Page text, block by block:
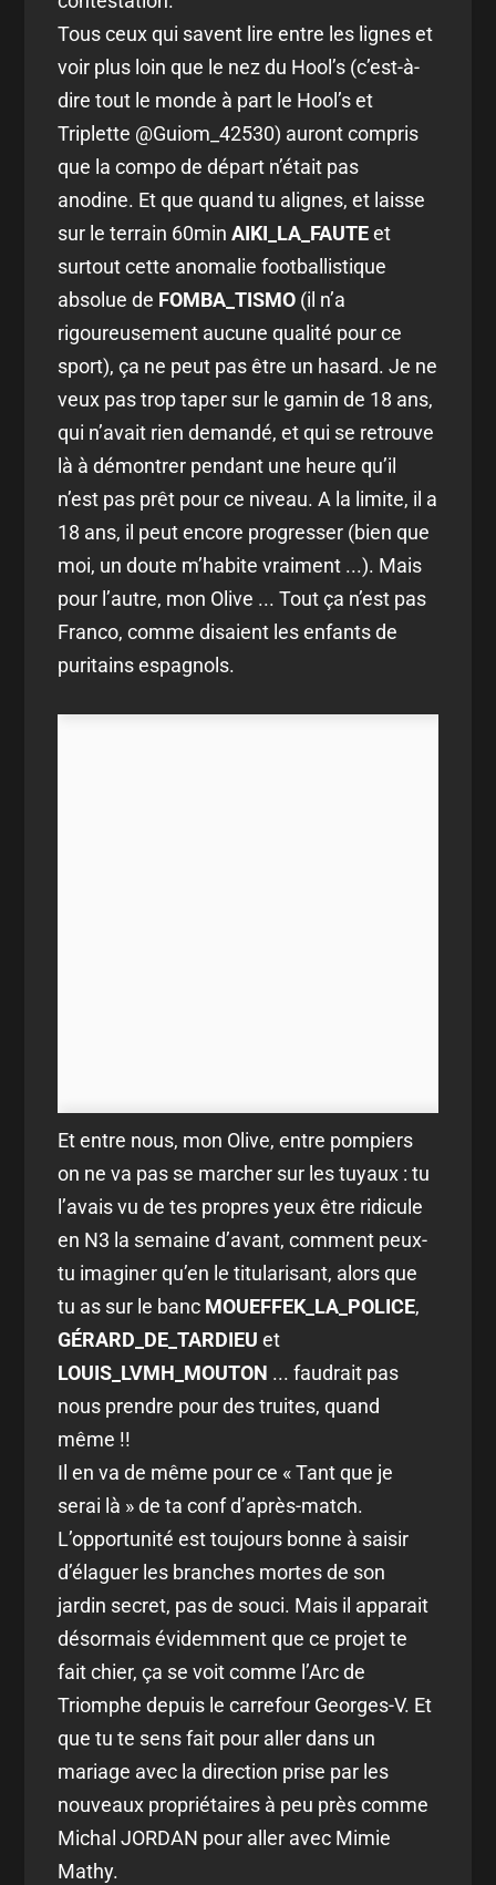
Tous ceux qui savent lire entre les lignes et
voir plus loin que le nez du Hool’s (c’est-à-
dire tout le monde à part le Hool’s et
Triplette @Guiom_42530) auront compris
que la compo de départ n’était pas
anodine. Et que quand tu alignes, et laisse
sur le terrain 60minAIKI_LA_FAUTEet
surtout cette anomalie footballistique
absolue de FOMBA_TISMO (il n’a
rigoureusement aucune qualité pour ce
sport), ça ne peut pas être un hasard. Je ne
veux pas trop taper sur le gamin de 18 ans,
qui n’avait rien demandé, et qui se retrouve
là à démontrer pendant une heure qu’il
n’est pas prêt pour ce niveau. A la limite, il a
18 ans, il peut encore progresser (bien que
moi, un doute m’habite vraiment ...). Mais
pour l’autre, mon Olive ... Tout ça n’est pas
Franco, comme disaient les enfants de
puritains espagnols.
Et entre nous, mon Olive, entre pompiers
on ne va pas se marcher sur les tuyaux : tu
l’avais vu de tes propres yeux être ridicule
en N3 la semaine d’avant, comment peux-
tu imaginer qu’en le titularisant, alors que
tu as sur le banc MOUEFFEK_LA_POLICE,
GÉRARD_DE_TARDIEU et
LOUIS_LVMH_MOUTON ... faudrait pas
nous prendre pour des truites, quand
même !!
Il en va de même pour ce « Tant que je
serai là » de ta conf d’après-match.
L’opportunité est toujours bonne à saisir
d’élaguer les branches mortes de son
jardin secret, pas de souci. Mais il apparait
désormais évidemment que ce projet te
fait chier, ça se voit comme l’Arc de
Triomphe depuis le carrefour Georges-V. Et
que tu te sens fait pour aller dans un
mariage avec la direction prise par les
nouveaux propriétaires à peu près comme
Michal JORDAN pour aller avec Mimie
Mathy.